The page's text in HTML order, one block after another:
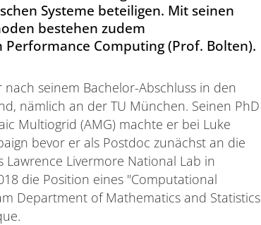
Systeme beteiligen. Mit seinen
bestehen zudem
Computing (Prof. Bolten).
seinem Bachelor-Abschluss in den
nämlich an der TU München. Seinen PhD
Multiogrid (AMG) machte er bei Luke
bevor er als Postdoc zunächst an die
Livermore National Lab in
die Position eines "Computational
Department of Mathematics and Statistics